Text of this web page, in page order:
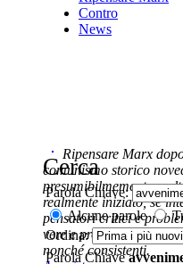
Contro
News
Ripensare Marx
comunismo storico
presumibilmemente
realmente iniziato, se
pensatori critici e
vere e proprie correnti
nonché consistenti.
Cerca
Parola Chiave:
Alcune parole
Ordina:
Parola Chiave